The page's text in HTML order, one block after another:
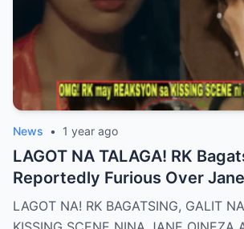
News • 1 year ago
LAGOT NA TALAGA! RK
Reportedly Furious Over Jane
Ki$$ing Scene with Zaijian
Tension Rises Behind the
LAGOT NA! RK BAGATSING, GALIT